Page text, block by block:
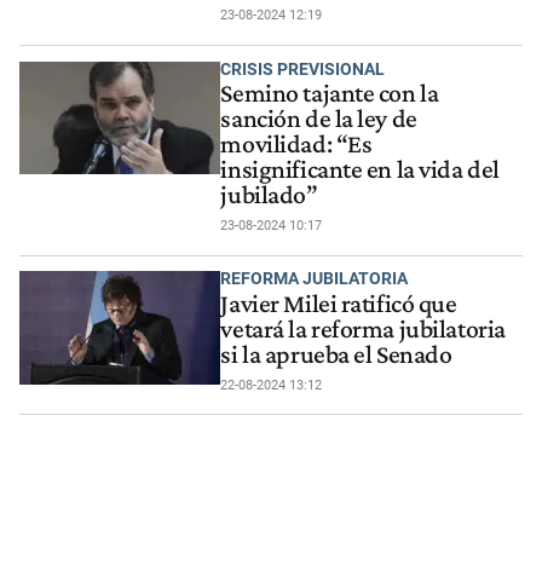
23-08-2024 12:19
CRISIS PREVISIONAL
Semino tajante con la
sanción de la ley de
movilidad: “Es
insignificante en la vida del
jubilado”
23-08-2024 10:17
REFORMA JUBILATORIA
Javier Milei ratificó que
vetará la reforma jubilatoria
si la aprueba el Senado
22-08-2024 13:12